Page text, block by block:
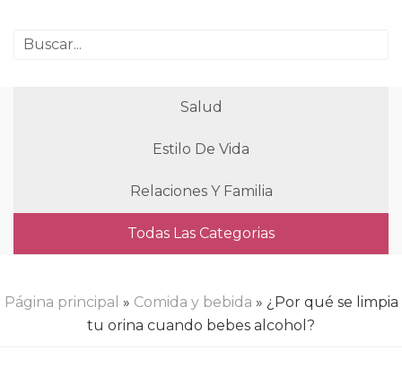
Salud
Estilo De Vida
Relaciones Y Familia
Todas Las Categorias
Página principal » Comida y bebida » ¿Por qué se limpia
tu orina cuando bebes alcohol?